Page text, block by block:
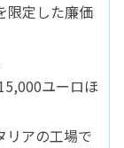
限定した廉価
ユーロほ
リアの工場で